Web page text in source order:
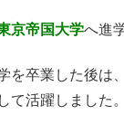
京帝国大学へ進
を卒業した後は
て活躍しました。